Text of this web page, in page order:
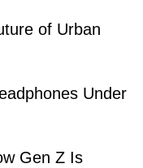
of Urban
Under
Gen Z Is